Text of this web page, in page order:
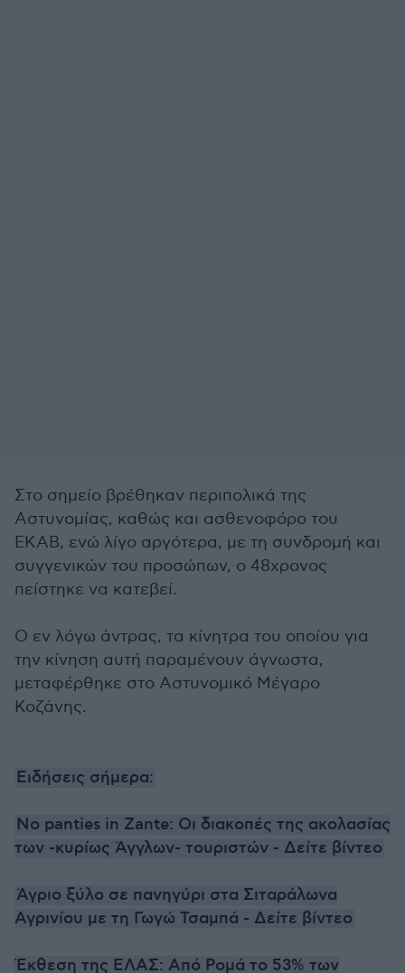
Στο σημείο βρέθηκαν περιπολικά της
Αστυνομίας, καθώς και ασθενοφόρο του
ΕΚΑΒ, ενώ λίγο αργότερα, με τη συνδρομή και
συγγενικών του προσώπων, ο 48χρονος
πείστηκε να κατεβεί.
Ο εν λόγω άντρας, τα κίνητρα του οποίου για
την κίνηση αυτή παραμένουν άγνωστα,
μεταφέρθηκε στο Αστυνομικό Μέγαρο
Κοζάνης.
Ειδήσεις σήμερα:
No panties in Zante: Oι διακοπές της ακολασίας
των -κυρίως Άγγλων- τουριστών - Δείτε βίντεο
Άγριο ξύλο σε πανηγύρι στα Σιταράλωνα
Αγρινίου με τη Γωγώ Τσαμπά - Δείτε βίντεο
Έκθεση της ΕΛΑΣ: Από Ρομά το 53% των